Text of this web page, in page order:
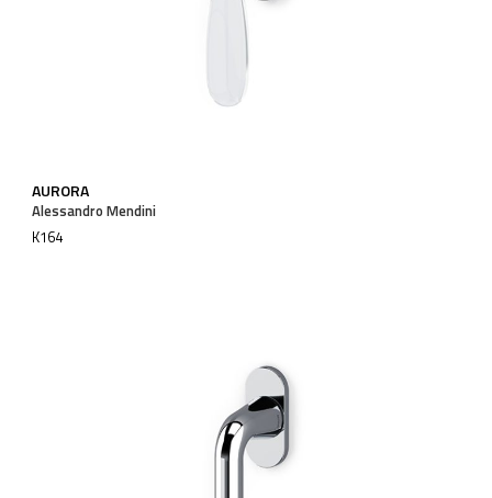
AURORA
Alessandro Mendini
K164